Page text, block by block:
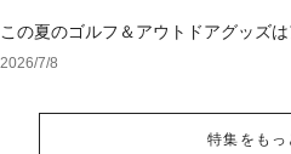
この夏のゴルフ＆アウトドアグッズ
2026/7/8
特集をもっ